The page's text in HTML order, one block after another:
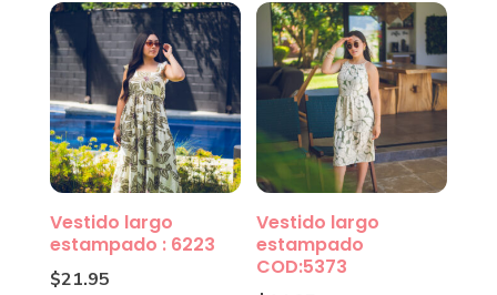
Vestido largo
estampado : 6223
$21.95
Vestido largo
estampado
COD:5373